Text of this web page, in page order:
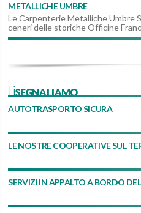
METALLICHE UMBRE
Le Carpenterie Metalliche Umbre
ceneri delle storiche Officine
tiSEGNALIAMO
AUTOTRASPORTO SICURA
LE NOSTRE COOPERATIVE SUL
SERVIZI IN APPALTO A BORDO